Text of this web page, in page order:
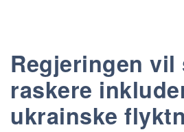
Regjeringen vil
raskere
ukrainske